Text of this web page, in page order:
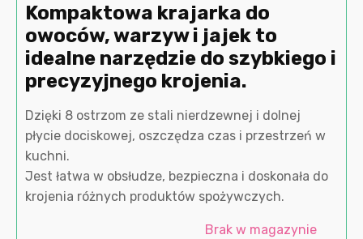
Kompaktowa krajarka do
owoców, warzyw i jajek to
idealne narzędzie do szybkiego i
precyzyjnego krojenia.
Dzięki 8 ostrzom ze stali nierdzewnej i dolnej
płycie dociskowej, oszczędza czas i przestrzeń w
kuchni.
Jest łatwa w obsłudze, bezpieczna i doskonała do
krojenia różnych produktów spożywczych.
Brak w magazynie